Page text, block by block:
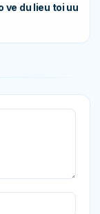
ve du lieu toi uu